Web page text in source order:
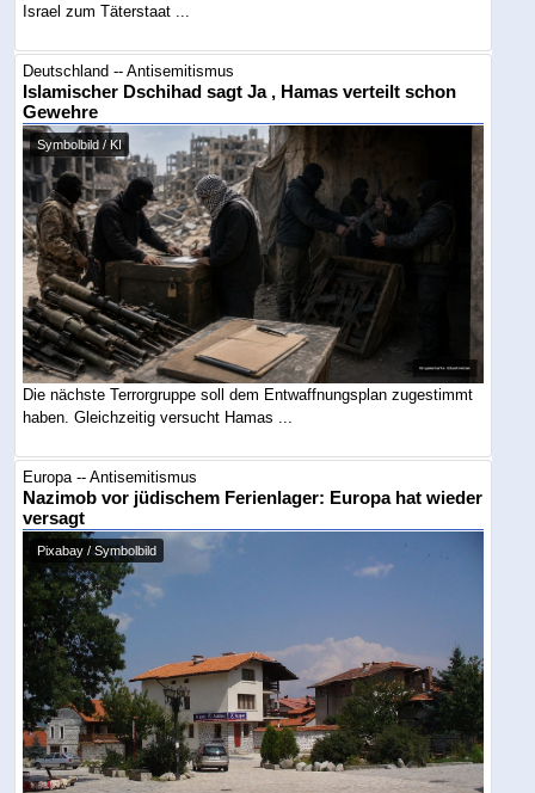
Israel zum Täterstaat ...
Deutschland -- Antisemitismus
Islamischer Dschihad sagt Ja , Hamas verteilt schon
Gewehre
Symbolbild / KI
Die nächste Terrorgruppe soll dem Entwaffnungsplan zugestimmt
haben. Gleichzeitig versucht Hamas ...
Europa -- Antisemitismus
Nazimob vor jüdischem Ferienlager: Europa hat wieder
versagt
Pixabay / Symbolbild